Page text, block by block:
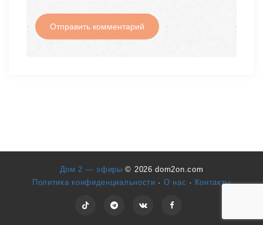
Дом 2 — эфиры© 2026 dom2on.com
Политика конфиденциальности · О нас · Контакты